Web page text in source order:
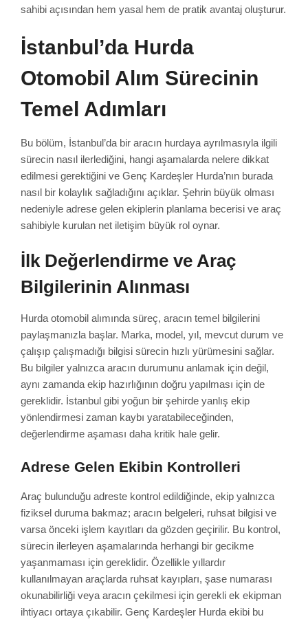
sahibi açısından hem yasal hem de pratik avantaj oluşturur.
İstanbul’da Hurda
Otomobil Alım Sürecinin
Temel Adımları
Bu bölüm, İstanbul’da bir aracın hurdaya ayrılmasıyla ilgili
sürecin nasıl ilerlediğini, hangi aşamalarda nelere dikkat
edilmesi gerektiğini ve Genç Kardeşler Hurda’nın burada
nasıl bir kolaylık sağladığını açıklar. Şehrin büyük olması
nedeniyle adrese gelen ekiplerin planlama becerisi ve araç
sahibiyle kurulan net iletişim büyük rol oynar.
İlk Değerlendirme ve Araç
Bilgilerinin Alınması
Hurda otomobil alımında süreç, aracın temel bilgilerini
paylaşmanızla başlar. Marka, model, yıl, mevcut durum ve
çalışıp çalışmadığı bilgisi sürecin hızlı yürümesini sağlar.
Bu bilgiler yalnızca aracın durumunu anlamak için değil,
aynı zamanda ekip hazırlığının doğru yapılması için de
gereklidir. İstanbul gibi yoğun bir şehirde yanlış ekip
yönlendirmesi zaman kaybı yaratabileceğinden,
değerlendirme aşaması daha kritik hale gelir.
Adrese Gelen Ekibin Kontrolleri
Araç bulunduğu adreste kontrol edildiğinde, ekip yalnızca
fiziksel duruma bakmaz; aracın belgeleri, ruhsat bilgisi ve
varsa önceki işlem kayıtları da gözden geçirilir. Bu kontrol,
sürecin ilerleyen aşamalarında herhangi bir gecikme
yaşanmaması için gereklidir. Özellikle yıllardır
kullanılmayan araçlarda ruhsat kayıpları, şase numarası
okunabilirliği veya aracın çekilmesi için gerekli ek ekipman
ihtiyacı ortaya çıkabilir. Genç Kardeşler Hurda ekibi bu